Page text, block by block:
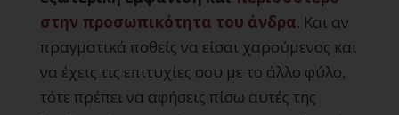
στην προσωπικότητα του άνδρα. Και αν
πραγματικά ποθείς να είσαι χαρούμενος και
να έχεις τις επιτυχίες σου με το άλλο φύλο,
τότε πρέπει να αφήσεις πίσω αυτές της